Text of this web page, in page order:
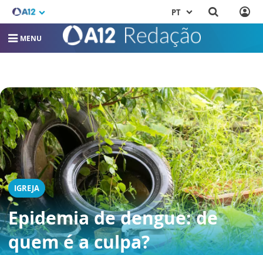
PT
MENU
IGREJA
Epidemia de dengue: de
quem é a culpa?